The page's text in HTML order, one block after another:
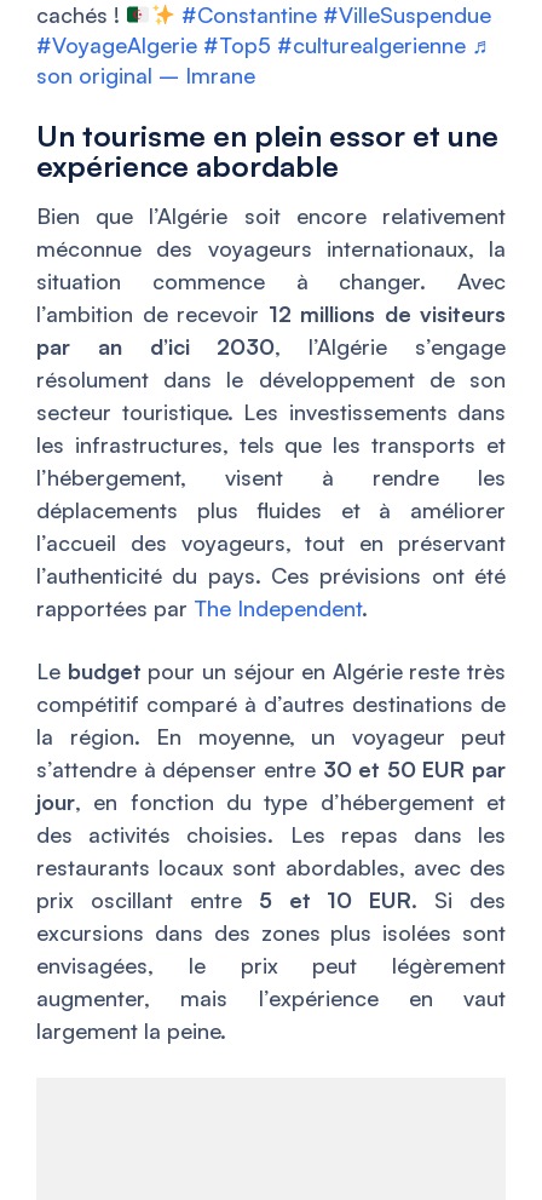
cachés !
#Constantine #VilleSuspendue
#VoyageAlgerie #Top5 #culturealgerienne ♬
son original – Imrane
Un tourisme en plein essor et une
expérience abordable
Bien que l’Algérie soit encore relativement
méconnue des voyageurs internationaux, la
situation commence à changer. Avec
l’ambition de recevoir 12 millions de visiteurs
par an d’ici 2030, l’Algérie s’engage
résolument dans le développement de son
secteur touristique. Les investissements dans
les infrastructures, tels que les transports et
l’hébergement, visent à rendre les
déplacements plus fluides et à améliorer
l’accueil des voyageurs, tout en préservant
l’authenticité du pays. Ces prévisions ont été
rapportées par The Independent.
Le budget pour un séjour en Algérie reste très
compétitif comparé à d’autres destinations de
la région. En moyenne, un voyageur peut
s’attendre à dépenser entre 30 et 50 EUR par
jour, en fonction du type d’hébergement et
des activités choisies. Les repas dans les
restaurants locaux sont abordables, avec des
prix oscillant entre 5 et 10 EUR. Si des
excursions dans des zones plus isolées sont
envisagées, le prix peut légèrement
augmenter, mais l’expérience en vaut
largement la peine.